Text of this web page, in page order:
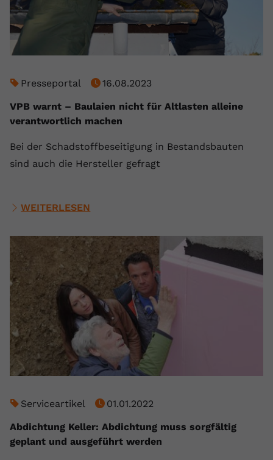
Presseportal
16.08.2023
VPB warnt – Baulaien nicht für Altlasten alleine
verantwortlich machen
Bei der Schadstoffbeseitigung in Bestandsbauten
sind auch die Hersteller gefragt
WEITERLESEN
Serviceartikel
01.01.2022
Abdichtung Keller: Abdichtung muss sorgfältig
geplant und ausgeführt werden